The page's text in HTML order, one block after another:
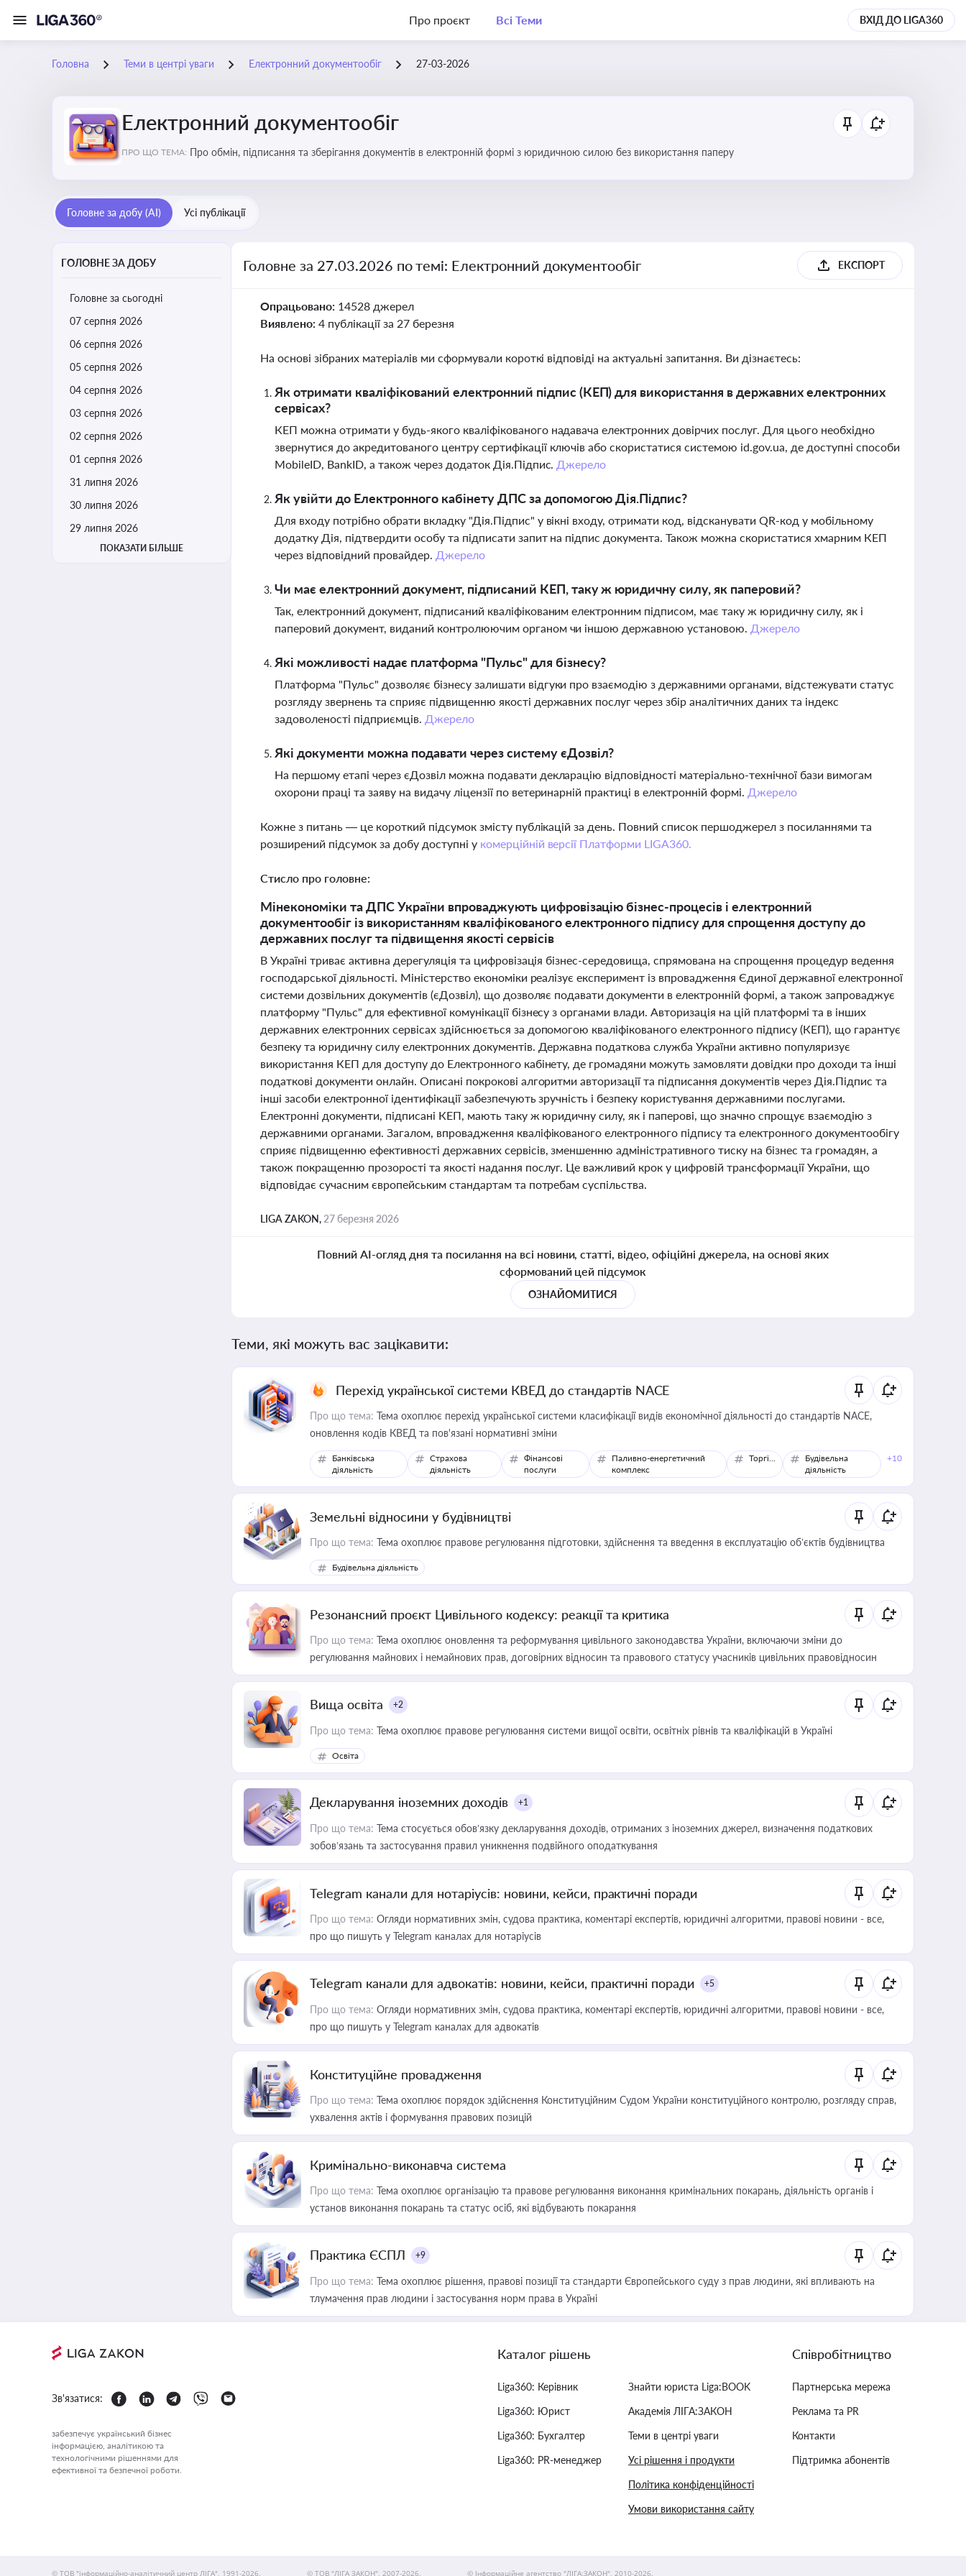
Про проєкт Всі Теми ВХІД ДО LIGA360
Головна Теми в центрі уваги Електронний документообіг 27-03-2026
Електронний документообіг
ПРО ЩО ТЕМА: Про обмін, підписання та зберігання документів в електронній формі з юридичною силою без використання паперу
Головне за добу (AI) Усі публікації
ГОЛОВНЕ ЗА ДОБУ
Головне за сьогодні
07 серпня 2026
06 серпня 2026
05 серпня 2026
04 серпня 2026
03 серпня 2026
02 серпня 2026
01 серпня 2026
31 липня 2026
30 липня 2026
29 липня 2026
ПОКАЗАТИ БІЛЬШЕ
Головне за 27.03.2026 по темі: Електронний документообіг ЕКСПОРТ
Опрацьовано: 14528 джерел
Виявлено: 4 публікації за 27 березня
На основі зібраних матеріалів ми сформували короткі відповіді на актуальні запитання. Ви дізнаєтесь:
Як отримати кваліфікований електронний підпис (КЕП) для використання в державних електронних
сервісах?
КЕП можна отримати у будь-якого кваліфікованого надавача електронних довірчих послуг. Для цього необхідно
звернутися до акредитованого центру сертифікації ключів або скористатися системою id.gov.ua, де доступні способи
MobileID, BankID, а також через додаток Дія.Підпис. Джерело
Як увійти до Електронного кабінету ДПС за допомогою Дія.Підпис?
Для входу потрібно обрати вкладку "Дія.Підпис" у вікні входу, отримати код, відсканувати QR-код у мобільному
додатку Дія, підтвердити особу та підписати запит на підпис документа. Також можна скористатися хмарним КЕП
через відповідний провайдер. Джерело
Чи має електронний документ, підписаний КЕП, таку ж юридичну силу, як паперовий?
Так, електронний документ, підписаний кваліфікованим електронним підписом, має таку ж юридичну силу, як і
паперовий документ, виданий контролюючим органом чи іншою державною установою. Джерело
Які можливості надає платформа "Пульс" для бізнесу?
Платформа "Пульс" дозволяє бізнесу залишати відгуки про взаємодію з державними органами, відстежувати статус
розгляду звернень та сприяє підвищенню якості державних послуг через збір аналітичних даних та індекс
задоволеності підприємців. Джерело
Які документи можна подавати через систему єДозвіл?
На першому етапі через єДозвіл можна подавати декларацію відповідності матеріально-технічної бази вимогам
охорони праці та заяву на видачу ліцензії по ветеринарній практиці в електронній формі. Джерело
Кожне з питань — це короткий підсумок змісту публікацій за день. Повний список першоджерел з посиланнями та
розширений підсумок за добу доступні у комерційній версії Платформи LIGA360.
Стисло про головне:
Мінекономіки та ДПС України впроваджують цифровізацію бізнес-процесів і електронний
документообіг із використанням кваліфікованого електронного підпису для спрощення доступу до
державних послуг та підвищення якості сервісів
В Україні триває активна дерегуляція та цифровізація бізнес-середовища, спрямована на спрощення процедур ведення
господарської діяльності. Міністерство економіки реалізує експеримент із впровадження Єдиної державної електронної
системи дозвільних документів (єДозвіл), що дозволяє подавати документи в електронній формі, а також запроваджує
платформу "Пульс" для ефективної комунікації бізнесу з органами влади. Авторизація на цій платформі та в інших
державних електронних сервісах здійснюється за допомогою кваліфікованого електронного підпису (КЕП), що гарантує
безпеку та юридичну силу електронних документів. Державна податкова служба України активно популяризує
використання КЕП для доступу до Електронного кабінету, де громадяни можуть замовляти довідки про доходи та інші
податкові документи онлайн. Описані покрокові алгоритми авторизації та підписання документів через Дія.Підпис та
інші засоби електронної ідентифікації забезпечують зручність і безпеку користування державними послугами.
Електронні документи, підписані КЕП, мають таку ж юридичну силу, як і паперові, що значно спрощує взаємодію з
державними органами. Загалом, впровадження кваліфікованого електронного підпису та електронного документообігу
сприяє підвищенню ефективності державних сервісів, зменшенню адміністративного тиску на бізнес та громадян, а
також покращенню прозорості та якості надання послуг. Це важливий крок у цифровій трансформації України, що
відповідає сучасним європейським стандартам та потребам суспільства.
LIGA ZAKON, 27 березня 2026
Повний AI-огляд дня та посилання на всі новини, статті, відео, офіційні джерела, на основі яких
сформований цей підсумок
ОЗНАЙОМИТИСЯ
Теми, які можуть вас зацікавити:
Перехід української системи КВЕД до стандартів NACE
Про що тема: Тема охоплює перехід української системи класифікації видів економічної діяльності до стандартів NACE,
оновлення кодів КВЕД та пов'язані нормативні зміни
Банківська
діяльність
Страхова
діяльність
Фінансові
послуги
Паливно-енергетичний
комплекс
Торгівля
Будівельна
діяльність
+10
Земельні відносини у будівництві
Про що тема: Тема охоплює правове регулювання підготовки, здійснення та введення в експлуатацію об’єктів будівництва
Будівельна діяльність
Резонансний проєкт Цивільного кодексу: реакції та критика
Про що тема: Тема охоплює оновлення та реформування цивільного законодавства України, включаючи зміни до
регулювання майнових і немайнових прав, договірних відносин та правового статусу учасників цивільних правовідносин
Вища освіта +2
Про що тема: Тема охоплює правове регулювання системи вищої освіти, освітніх рівнів та кваліфікацій в Україні
Освіта
Декларування іноземних доходів +1
Про що тема: Тема стосується обов’язку декларування доходів, отриманих з іноземних джерел, визначення податкових
зобов’язань та застосування правил уникнення подвійного оподаткування
Telegram канали для нотаріусів: новини, кейси, практичні поради
Про що тема: Огляди нормативних змін, судова практика, коментарі експертів, юридичні алгоритми, правові новини - все,
про що пишуть у Telegram каналах для нотаріусів
Telegram канали для адвокатів: новини, кейси, практичні поради +5
Про що тема: Огляди нормативних змін, судова практика, коментарі експертів, юридичні алгоритми, правові новини - все,
про що пишуть у Telegram каналах для адвокатів
Конституційне провадження
Про що тема: Тема охоплює порядок здійснення Конституційним Судом України конституційного контролю, розгляду справ,
ухвалення актів і формування правових позицій
Кримінально-виконавча система
Про що тема: Тема охоплює організацію та правове регулювання виконання кримінальних покарань, діяльність органів і
установ виконання покарань та статус осіб, які відбувають покарання
Практика ЄСПЛ +9
Про що тема: Тема охоплює рішення, правові позиції та стандарти Європейського суду з прав людини, які впливають на
тлумачення прав людини і застосування норм права в Україні
Зв'язатися:
забезпечує український бізнес
інформацією, аналітикою та
технологічними рішеннями для
ефективної та безпечної роботи.
Каталог рішень
Liga360: Керівник
Liga360: Юрист
Liga360: Бухгалтер
Liga360: PR-менеджер
Знайти юриста Liga:BOOK
Академія ЛІГА:ЗАКОН
Теми в центрі уваги
Усі рішення і продукти
Політика конфіденційності
Умови використання сайту
Співробітництво
Партнерська мережа
Реклама та PR
Контакти
Підтримка абонентів
© ТОВ "інформаційно-аналітичний центр ЛІГА", 1991-2026. © ТОВ "ЛІГА ЗАКОН", 2007-2026. © Інформаційне агентство "ЛІГА:ЗАКОН", 2010-2026.